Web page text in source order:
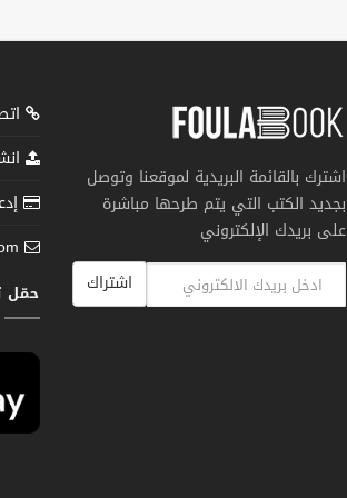
اشترك بالقائمة البريدية لموقعنا وتوصل
بجديد الكتب التي يتم طرحها مباشرة
على بريدك الإلكتروني
اشتراك
حمّل